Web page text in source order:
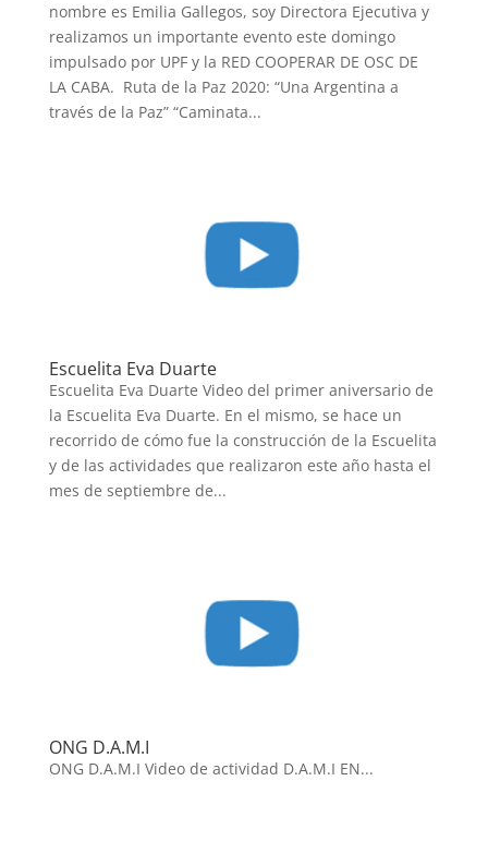
nombre es Emilia Gallegos, soy Directora Ejecutiva y
realizamos un importante evento este domingo
impulsado por UPF y la RED COOPERAR DE OSC DE
LA CABA. Ruta de la Paz 2020: “Una Argentina a
través de la Paz” “Caminata...
Escuelita Eva Duarte
Escuelita Eva Duarte Video del primer aniversario de
la Escuelita Eva Duarte. En el mismo, se hace un
recorrido de cómo fue la construcción de la Escuelita
y de las actividades que realizaron este año hasta el
mes de septiembre de...
ONG D.A.M.I
ONG D.A.M.I Video de actividad D.A.M.I EN...